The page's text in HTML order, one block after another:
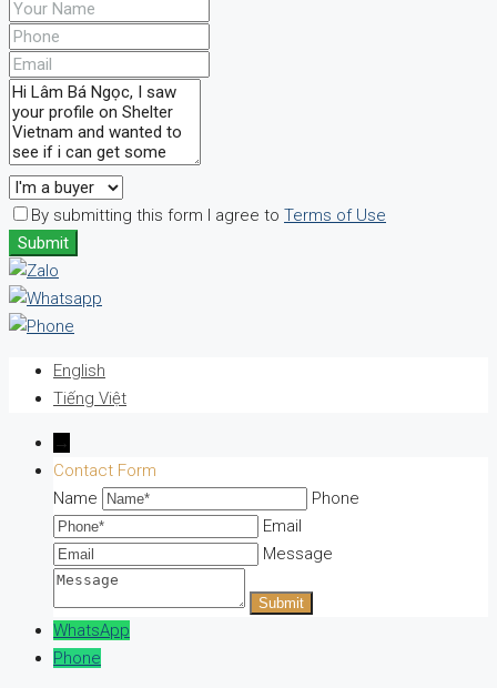
By submitting this form I agree to Terms of Use
Submit
English
Tiếng Việt
→
Contact Form
Name
Phone
Email
Message
WhatsApp
Phone